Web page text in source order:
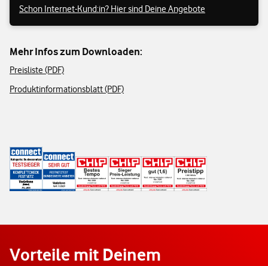
Schon Internet-Kund:in? Hier sind Deine Angebote
Mehr Infos zum Downloaden:
Preisliste (PDF)
Produktinformationsblatt (PDF)
Vorteile mit Deinem